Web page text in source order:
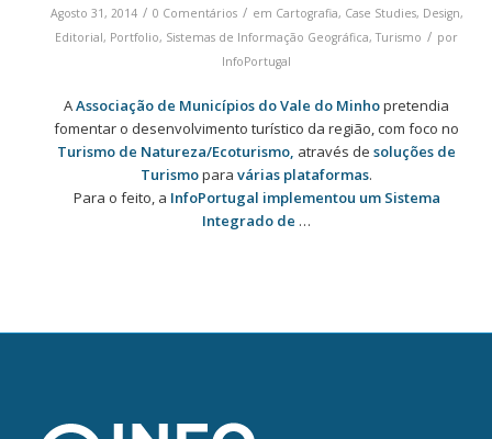
Agosto 31, 2014 / 0 Comentários / em Cartografia, Case Studies, Design,
Editorial, Portfolio, Sistemas de Informação Geográfica,Turismo / por
InfoPortugal
AAssociação de Municípios do Vale do Minhopretendia
fomentar o desenvolvimento turístico da região, com foco no
Turismo de Natureza/Ecoturismo, através desoluções de
Turismoparavárias plataformas.
Para o feito, a InfoPortugal implementou um Sistema
Integrado de …